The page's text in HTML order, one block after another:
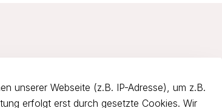
unserer Webseite (z.B. IP-Adresse), um z.B.
erfolgt erst durch gesetzte Cookies. Wir